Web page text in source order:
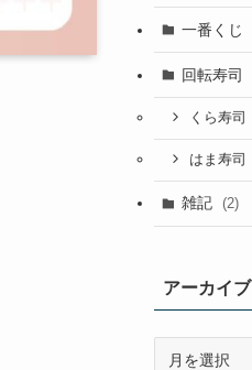
一番くじ
回転寿司
くら寿司
はま寿司
雑記 (2)
アーカイブ